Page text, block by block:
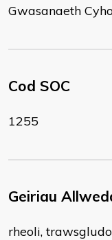
Gwasanaeth
Cod SOC
1255
Geiriau
rheoli,